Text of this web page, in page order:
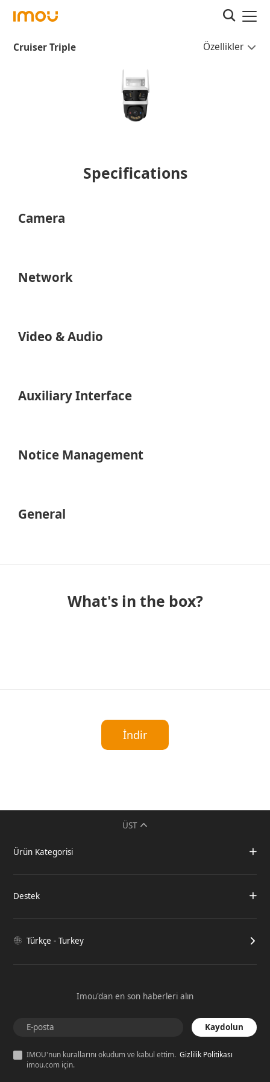
Cruiser Triple Özellikler
Specifications
Camera
Network
Video & Audio
Auxiliary Interface
Notice Management
General
What's in the box?
İndir
ÜST
Ürün Kategorisi
Destek
Türkçe - Turkey
Imou'dan en son haberleri alın
Kaydolun
IMOU'nun kurallarını okudum ve kabul ettim. Gizlilik Politikası
imou.com için.